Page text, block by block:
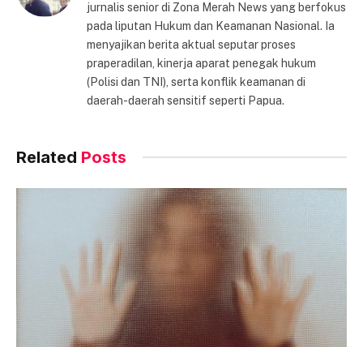
jurnalis senior di Zona Merah News yang berfokus
pada liputan Hukum dan Keamanan Nasional. Ia
menyajikan berita aktual seputar proses
praperadilan, kinerja aparat penegak hukum
(Polisi dan TNI), serta konflik keamanan di
daerah-daerah sensitif seperti Papua.
Related Posts